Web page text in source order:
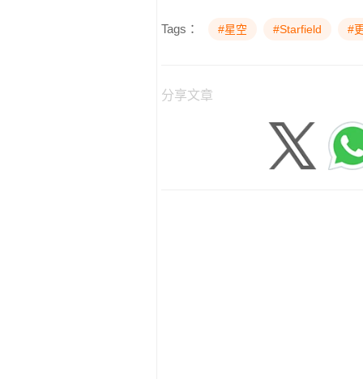
Tags： #星空 #Starfield #
分享文章